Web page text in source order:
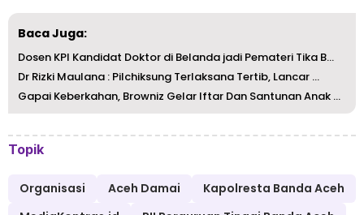
Baca Juga:
Dosen KPI Kandidat Doktor di Belanda jadi Pemateri Tika B...
Dr Rizki Maulana : Pilchiksung Terlaksana Tertib, Lancar ...
Gapai Keberkahan, Browniz Gelar Iftar Dan Santunan Anak Y...
Topik
Organisasi Aceh Damai
Kapolresta Banda Aceh